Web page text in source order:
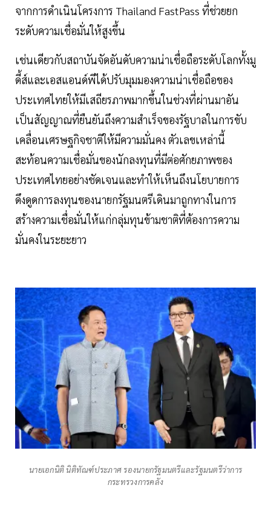
จากการดำเนินโครงการ Thailand FastPass ที่ช่วยยก
ระดับความเชื่อมั่นให้สูงขึ้น
เช่นเดียวกับสถาบันจัดอันดับความน่าเชื่อถือระดับโลกทั้งมู
ดี้ส์และเอสแอนด์พีได้ปรับมุมมองความน่าเชื่อถือของ
ประเทศไทยให้มีเสถียรภาพมากขึ้นในช่วงที่ผ่านมาอัน
เป็นสัญญาณที่ยืนยันถึงความสำเร็จของรัฐบาลในการขับ
เคลื่อนเศรษฐกิจชาติให้มีความมั่นคง ตัวเลขเหล่านี้
สะท้อนความเชื่อมั่นของนักลงทุนที่มีต่อศักยภาพของ
ประเทศไทยอย่างชัดเจนและทำให้เห็นถึงนโยบายการ
ดึงดูดการลงทุนของนายกรัฐมนตรีเดินมาถูกทางในการ
สร้างความเชื่อมั่นให้แก่กลุ่มทุนข้ามชาติที่ต้องการความ
มั่นคงในระยะยาว
นายเอกนิติ นิติทัณฑ์ประภาศ รองนายกรัฐมนตรีและรัฐมนตรีว่าการ
กระทรวงการคลัง